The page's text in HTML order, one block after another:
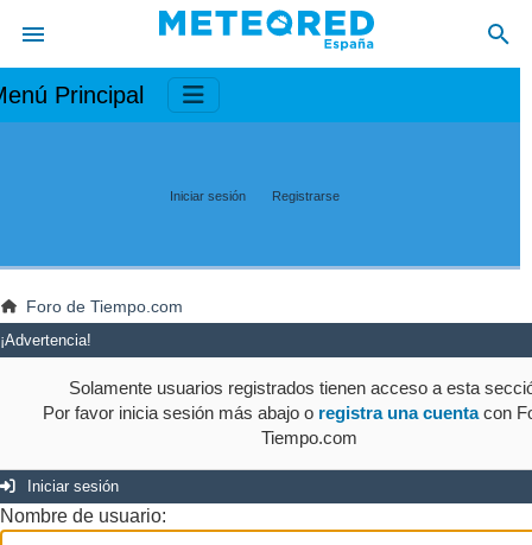
Principal
Iniciar sesión Registrarse
Foro de Tiempo.com
¡Advertencia!
Solamente usuarios registrados tienen acceso a esta
Por favor inicia sesión más abajo o registra una cuentacon
Tiempo.com
Iniciar sesión
Nombre de usuario: